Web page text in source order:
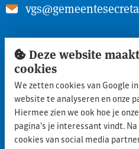
Snel naar
Inloggen ledengedeelte
Lid worden
Aanmelden nieuwe
Privacy statement
Deze website
cookies
We zetten cookies van Google
website te analyseren en onze
Hiermee zien we ook hoe je
pagina’s je interessant vindt.
cookies van social media